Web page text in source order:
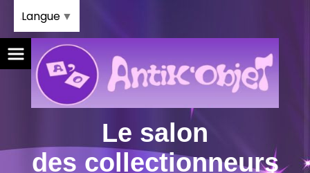
Le salon
des collectionneurs
Langue ▼